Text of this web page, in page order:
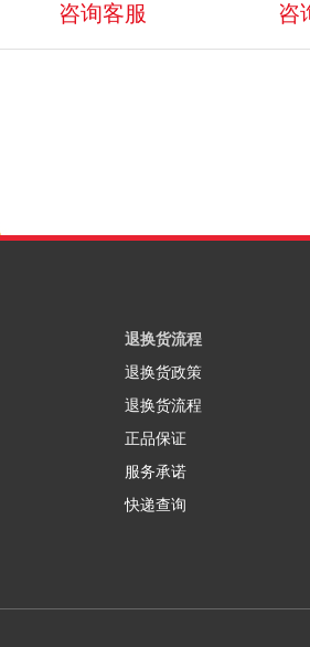
咨询客服 咨
退换货流程
退换货政策
退换货流程
正品保证
服务承诺
快递查询